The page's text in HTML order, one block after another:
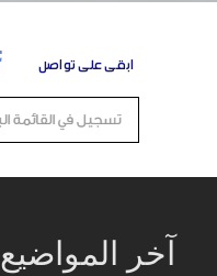
ابقى على تواصل
آخر المواضيع